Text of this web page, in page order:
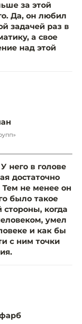
за этой
Да, он любил
задачей раз в
а свое
над этой
него в голове
достаточно
Тем не менее он
было такое
стороны, когда
умел
и как бы
с ним точки